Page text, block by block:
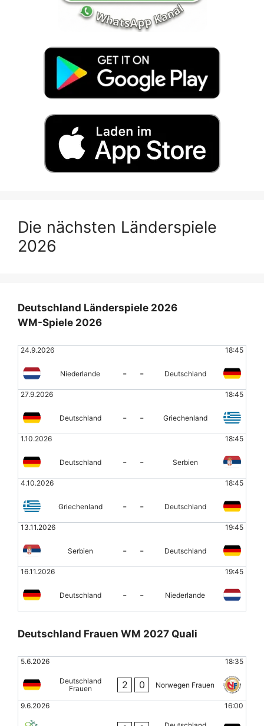
Die nächsten Länderspiele
2026
Deutschland Länderspiele 2026
WM-Spiele 2026
24.9.2026 18:45
Niederlande - - Deutschland
27.9.2026 18:45
Deutschland - - Griechenland
1.10.2026 18:45
Deutschland - - Serbien
4.10.2026 18:45
Griechenland - - Deutschland
13.11.2026 19:45
Serbien - - Deutschland
16.11.2026 19:45
Deutschland - - Niederlande
Deutschland Frauen WM 2027 Quali
5.6.2026 18:35
Deutschland
Frauen
2 0 Norwegen Frauen
9.6.2026 16:00